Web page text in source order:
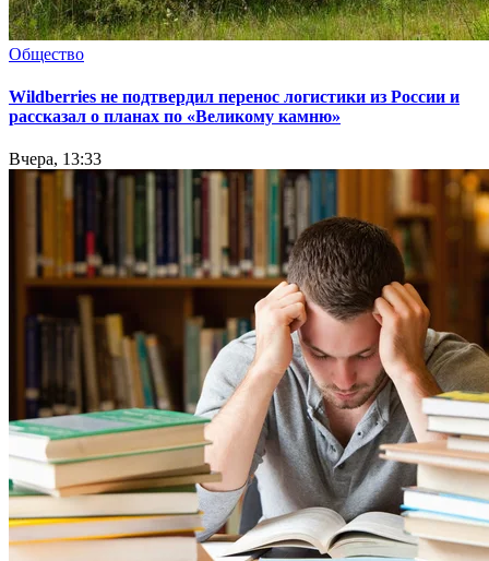
Общество
Wildberries не подтвердил перенос логистики из России и
рассказал о планах по «Великому камню»
Вчера, 13:33